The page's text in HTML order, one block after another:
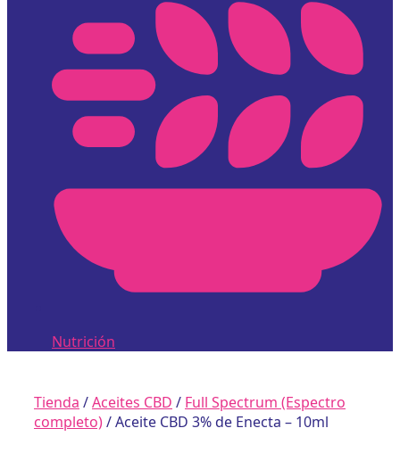
Nutrición
Tienda /Aceites CBD / Full Spectrum (Espectro
completo)/ Aceite CBD 3% de Enecta – 10ml